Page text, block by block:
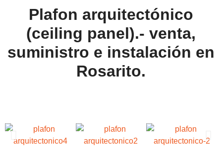
Plafon arquitectónico
(ceiling panel).- venta,
suministro e instalación en
Rosarito.